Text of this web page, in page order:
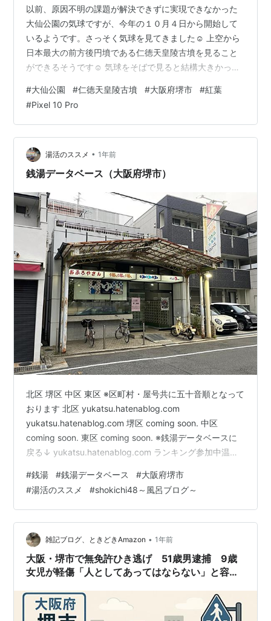
以前、原因不明の課題が解決できずに実現できなかった
大仙公園の気球ですが、今年の１０月４日から開始して
いるようです。さっそく気球を見てきました☺️ 上空から
日本最大の前方後円墳である仁徳天皇陵古墳を見ること
ができるそうです☺️ 気球をそばで見ると結構大きかった
いです。 大仙公園もすっかり秋ですね🍂 今日もやっぱり
いい感じ╰(*´︶`*)╯♡ ランキング参加中神社仏閣・古
墳・歴史的建造物めぐり ランキング参加中旅行記 ランキ
ング参加中写真・カメラ ランキング参加中はてなブログ
サイクリング部 ランキング参加中gooからきました
#大仙公園 #仁徳天皇陵古墳 #大阪府堺市 #紅葉
#Pixel 10 Pro
湯活のススメ • 1年前
銭湯データベース（大阪府堺市）
北区 堺区 中区 東区 ※区町村・屋号共に五十音順となって
おります 北区 yukatsu.hatenablog.com
yukatsu.hatenablog.com 堺区 coming soon. 中区
coming soon. 東区 coming soon. ※銭湯データベースに
戻る↓ yukatsu.hatenablog.com ランキング参加中温浴
お風呂屋さん(銭湯)が好き！
#銭湯 #銭湯データベース #大阪府堺市
#湯活のススメ #shokichi48～風呂ブログ～
雑記ブログ、ときどきAmazon • 1年前
大阪・堺市で無免許ひき逃げ 51歳男逮捕 9歳
女児が軽傷「人としてあってはならない」と容疑